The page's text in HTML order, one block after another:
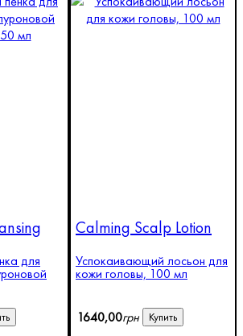
для
Calming Scalp Lotion
Успокаивающий лосьон для
кожи головы, 100 мл
1640,00грн Купить